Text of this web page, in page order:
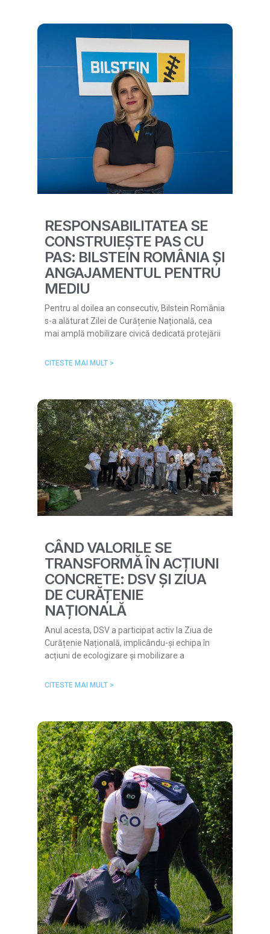
RESPONSABILITATEA SE
CONSTRUIEȘTE PAS CU
PAS: BILSTEIN ROMÂNIA ȘI
ANGAJAMENTUL PENTRU
MEDIU
Pentru al doilea an consecutiv, Bilstein România
s-a alăturat Zilei de Curățenie Națională, cea
mai amplă mobilizare civică dedicată protejării
CITESTE MAI MULT >
CÂND VALORILE SE
TRANSFORMĂ ÎN ACȚIUNI
CONCRETE: DSV ȘI ZIUA
DE CURĂȚENIE
NAȚIONALĂ
Anul acesta, DSV a participat activ la Ziua de
Curățenie Națională, implicându-și echipa în
acțiuni de ecologizare și mobilizare a
CITESTE MAI MULT >